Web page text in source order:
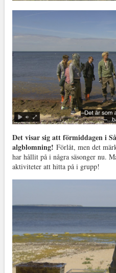
Det visar sig att förmiddagen i
algblomning! Förlåt, men det
har hållit på i några säsonger nu.
aktiviteter att hitta på i grupp!